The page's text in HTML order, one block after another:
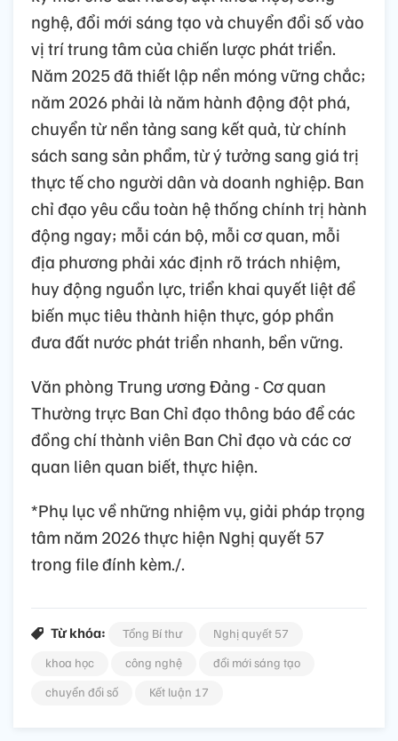
nghệ, đổi mới sáng tạo và chuyển đổi số vào
vị trí trung tâm của chiến lược phát triển.
Năm 2025 đã thiết lập nền móng vững chắc;
năm 2026 phải là năm hành động đột phá,
chuyển từ nền tảng sang kết quả, từ chính
sách sang sản phẩm, từ ý tưởng sang giá trị
thực tế cho người dân và doanh nghiệp. Ban
chỉ đạo yêu cầu toàn hệ thống chính trị hành
động ngay; mỗi cán bộ, mỗi cơ quan, mỗi
địa phương phải xác định rõ trách nhiệm,
huy động nguồn lực, triển khai quyết liệt để
biến mục tiêu thành hiện thực, góp phần
đưa đất nước phát triển nhanh, bền vững.
Văn phòng Trung ương Đảng - Cơ quan
Thường trực Ban Chỉ đạo thông báo để các
đồng chí thành viên Ban Chỉ đạo và các cơ
quan liên quan biết, thực hiện.
*Phụ lục về những nhiệm vụ, giải pháp trọng
tâm năm 2026 thực hiện Nghị quyết 57
trong file đính kèm./.
Từ khóa: Tổng Bí thư
Nghị quyết 57
khoa học
công nghệ
đổi mới sáng tạo
chuyển đổi số
Kết luận 17